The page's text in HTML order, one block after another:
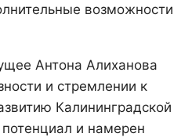
возможности
Антона Алиханова
и стремлении к
Калининградской
и намерен